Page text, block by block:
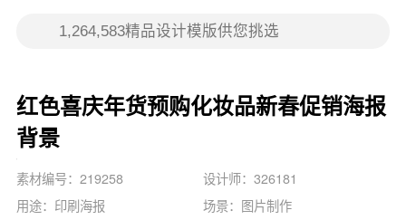
红色喜庆年货预购化妆品新春促销海报
背景
素材编号：219258
设计师：326181
用途：印刷海报
场景：图片制作